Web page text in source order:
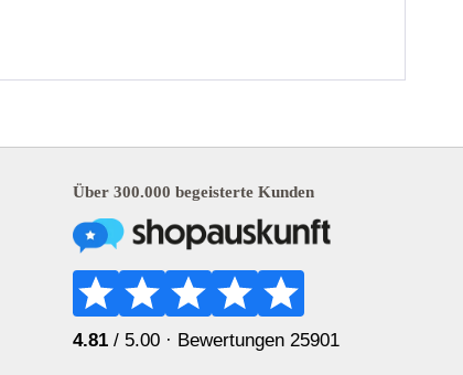
Über 300.000 begeisterte Kunden
4.81 / 5.00 · Bewertungen 25901